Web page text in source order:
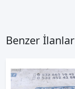
Benzer İlanlar